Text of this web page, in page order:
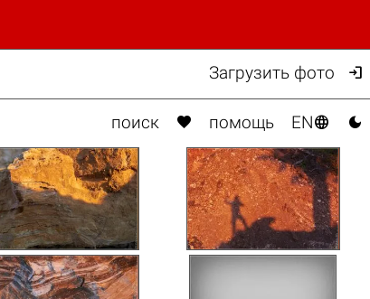
Загрузить фото 
поиск  помощь EN 